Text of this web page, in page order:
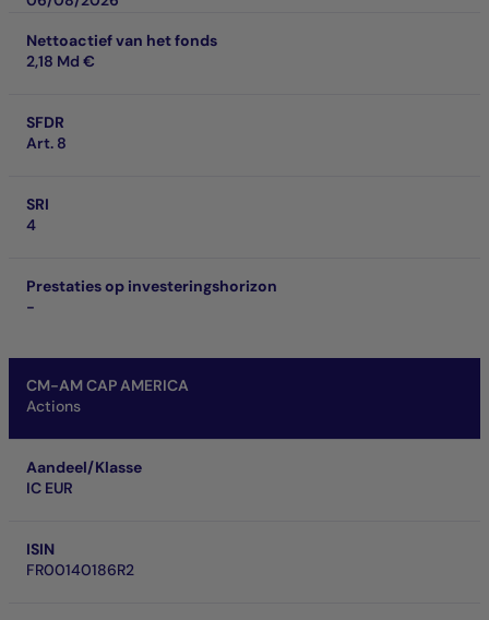
Nettoactief van het fonds
2,18 Md €
SFDR
Art. 8
SRI
4
Prestaties op investeringshorizon
-
CM-AM CAP AMERICA
Actions
Aandeel/Klasse
IC EUR
ISIN
FR00140186R2